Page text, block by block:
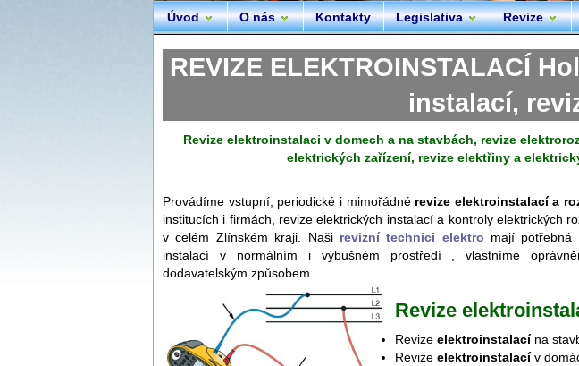
Úvod O nás Kontakty Legislativa Revize
REVIZE ELEKTROINSTALACÍ
instalací,
Revize elektroinstalaci v domech a na stavbách, revize
elektrických zařízení, revize elektřiny a
Provádíme vstupní, periodické i mimořádné revize elektroinstalací a
institucích i firmách, revize elektrických instalací a kontroly elektrických
v celém Zlínském kraji. Naši revizní technici elektro mají potřebná
instalací v normálním i výbušném prostředí , vlastníme
dodavatelským způsobem.
Revize
Revize elektroinstalacína
Revize elektroinstalacív